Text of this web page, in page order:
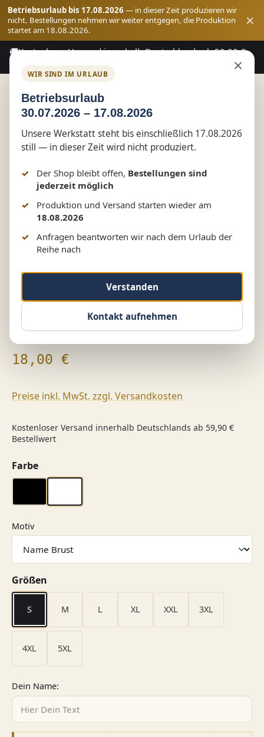
Zum Hauptinhalt springen
Betriebsurlaub bis 17.08.2026 — in dieser Zeit produzieren wir
nicht. Bestellungen nehmen wir weiter entgegen, die Produktion
startet am 18.08.2026.
×
×
WIR SIND IM URLAUB
Betriebsurlaub
30.07.2026 – 17.08.2026
Unsere Werkstatt steht bis einschließlich 17.08.2026
still — in dieser Zeit wird nicht produziert.
Der Shop bleibt offen, Bestellungen sind
jederzeit möglich
Produktion und Versand starten wieder am
18.08.2026
Anfragen beantworten wir nach dem Urlaub der
Reihe nach
Verstanden
Kontakt aufnehmen
🚚Kostenloser Versand innerhalb Deutschlands ab 59,90 €
Bestellwert
Shop Vereinswelt Schützenzunft Tessin
Bildergalerie überspringen
Regulärer Preis:
18,00 €
Preise inkl. MwSt. zzgl. Versandkosten
Kostenloser Versand innerhalb Deutschlands ab 59,90 €
Bestellwert
Farbeauswählen
Motivauswählen
Größen
S M L XL XXL 3XL
4XL 5XL
Dein Name: